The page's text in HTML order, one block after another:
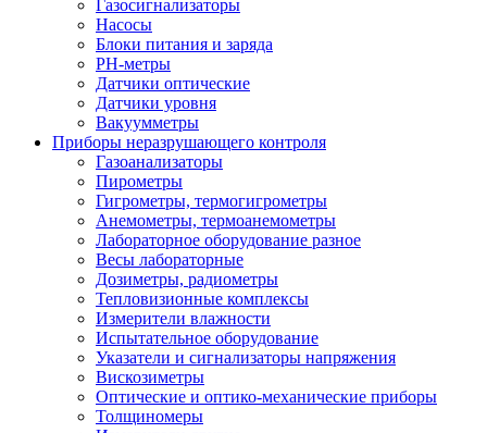
Газосигнализаторы
Насосы
Блоки питания и заряда
PH-метры
Датчики оптические
Датчики уровня
Вакуумметры
Приборы неразрушающего контроля
Газоанализаторы
Пирометры
Гигрометры, термогигрометры
Анемометры, термоанемометры
Лабораторное оборудование разное
Весы лабораторные
Дозиметры, радиометры
Тепловизионные комплексы
Измерители влажности
Испытательное оборудование
Указатели и сигнализаторы напряжения
Вискозиметры
Оптические и оптико-механические приборы
Толщиномеры